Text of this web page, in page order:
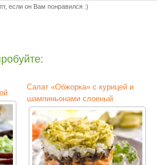
если он Вам понравился :)
Салат «Обжорка» с курицей и
шампиньонами слоеный